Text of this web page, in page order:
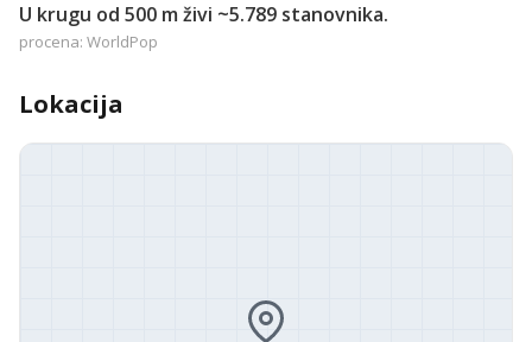
U krugu od 500 m živi ~5.789 stanovnika.
procena: WorldPop
Lokacija